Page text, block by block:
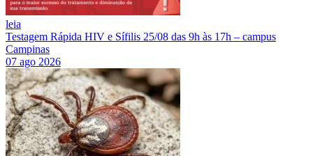
leia
Testagem Rápida HIV e Sífilis 25/08 das 9h às 17h – campus
Campinas
07 ago 2026